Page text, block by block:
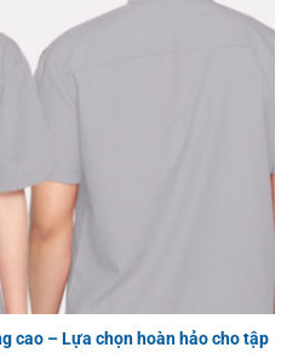
cao – Lựa chọn hoàn hảo cho tập